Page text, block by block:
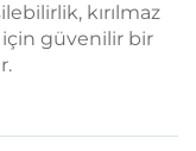
kırılmaz
güvenilir bir